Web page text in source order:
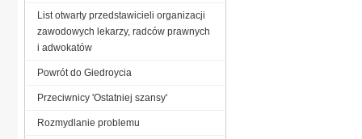
List otwarty przedstawicieli organizacji
zawodowych lekarzy, radców prawnych
i adwokatów
Powrót do Giedroycia
Przeciwnicy 'Ostatniej szansy'
Rozmydlanie problemu